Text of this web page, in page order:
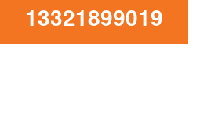
13321899019